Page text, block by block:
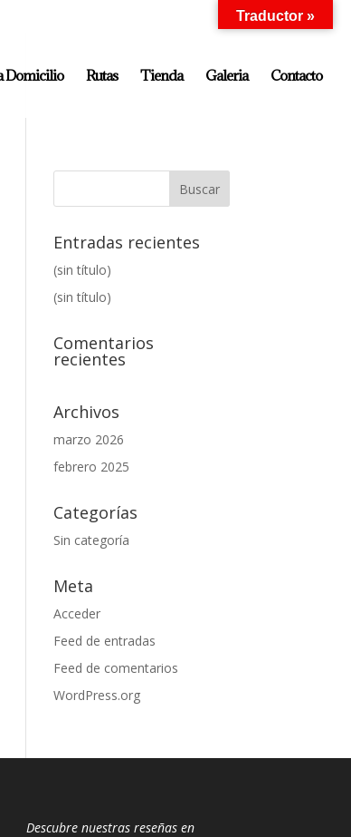
Domicilio Rutas Tienda Galeria Contacto
Entradas recientes
(sin título)
(sin título)
Comentarios
recientes
Archivos
marzo 2026
febrero 2025
Categorías
Sin categoría
Meta
Acceder
Feed de entradas
Feed de comentarios
WordPress.org
Descubre nuestras reseñas en
Traductor »